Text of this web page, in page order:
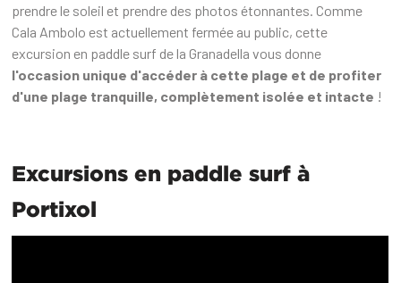
prendre le soleil et prendre des photos étonnantes. Comme
Cala Ambolo est actuellement fermée au public, cette
excursion en paddle surf de la Granadella vous donne
l'occasion unique d'accéder à cette plage et de profiter
d'une plage tranquille, complètement isolée et intacte !
Excursions en paddle surf à
Portixol